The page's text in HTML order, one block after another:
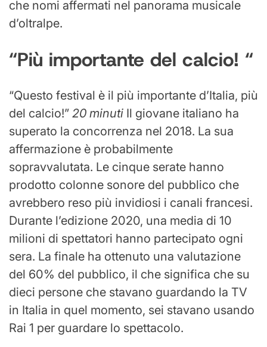
che nomi affermati nel panorama musicale
d’oltralpe.
“Più importante del calcio! “
“Questo festival è il più importante d’Italia, più
del calcio!” 20 minuti Il giovane italiano ha
superato la concorrenza nel 2018. La sua
affermazione è probabilmente
sopravvalutata. Le cinque serate hanno
prodotto colonne sonore del pubblico che
avrebbero reso più invidiosi i canali francesi.
Durante l’edizione 2020, una media di 10
milioni di spettatori hanno partecipato ogni
sera. La finale ha ottenuto una valutazione
del 60% del pubblico, il che significa che su
dieci persone che stavano guardando la TV
in Italia in quel momento, sei stavano usando
Rai 1 per guardare lo spettacolo.